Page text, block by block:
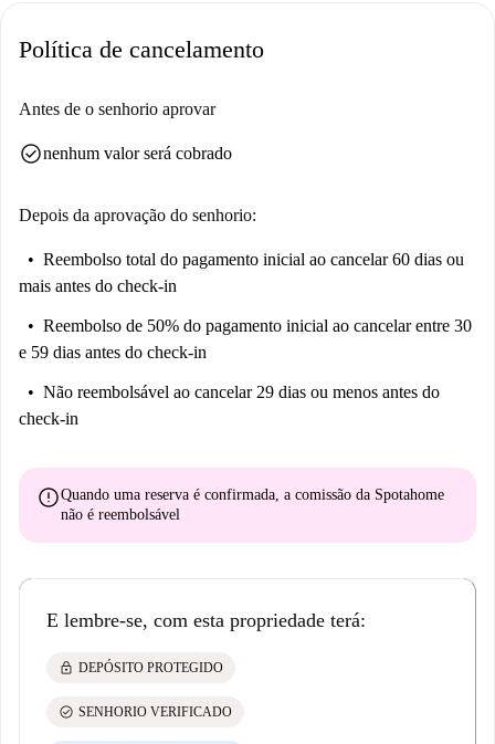
gastronômicas, incluindo o Teupitzer Klause e o Bring'n Pizza, esta
Reserve sua próxima casa com a Spotahome!
Política de cancelamento
Antes de o senhorio aprovar
check_circlenenhum valor será cobrado
Depois da aprovação do senhorio:
Reembolso total do pagamento inicial ao cancelar 60 dias ou
mais antes do check-in
Reembolso de 50% do pagamento inicial ao cancelar entre 30
e 59 dias antes do check-in
Não reembolsável ao cancelar 29 dias ou menos antes do
check-in
errorQuando uma reserva é confirmada, a comissão da Spotahome
não é reembolsável
E lembre-se, com esta propriedade terá:
lock DEPÓSITO PROTEGIDO
check_circle SENHORIO VERIFICADO